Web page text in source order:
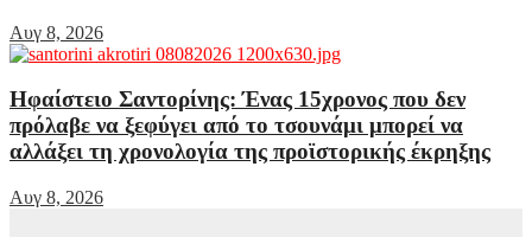
Αυγ 8, 2026
Ηφαίστειο Σαντορίνης: Ένας 15χρονος που δεν
πρόλαβε να ξεφύγει από το τσουνάμι μπορεί να
αλλάξει τη χρονολογία της προϊστορικής έκρηξης
Αυγ 8, 2026